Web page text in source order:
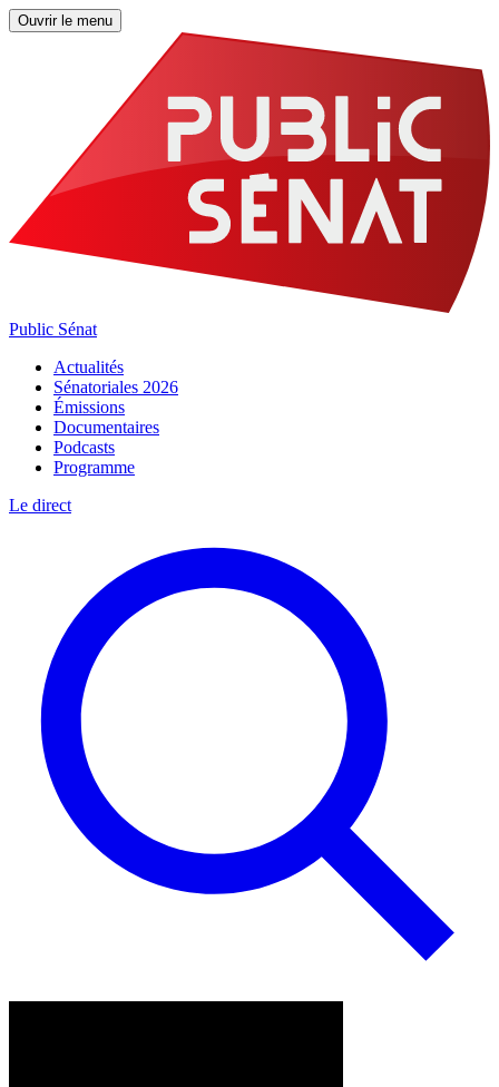
Ouvrir le menu
Public Sénat
Actualités
Sénatoriales 2026
Émissions
Documentaires
Podcasts
Programme
Le direct